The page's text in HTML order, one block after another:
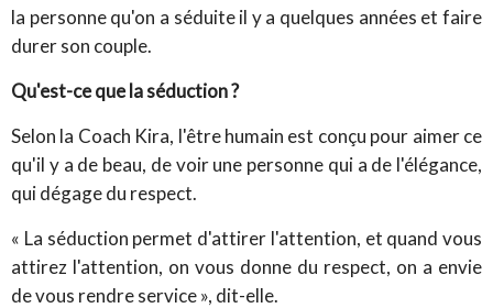
la personne qu'on a séduite il y a quelques années et faire
durer son couple.
Qu'est-ce que la séduction ?
Selon la Coach Kira, l'être humain est conçu pour aimer ce
qu'il y a de beau, de voir une personne qui a de l'élégance,
qui dégage du respect.
« La séduction permet d'attirer l'attention, et quand vous
attirez l'attention, on vous donne du respect, on a envie
de vous rendre service », dit-elle.